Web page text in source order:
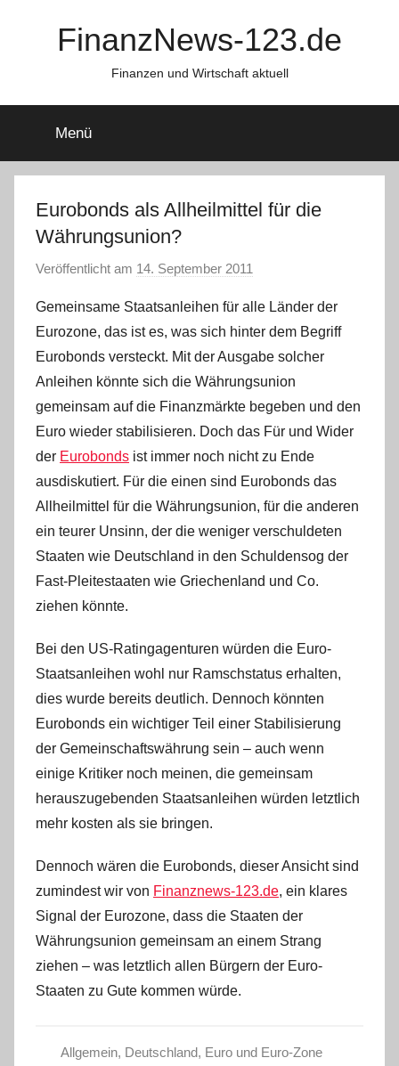
FinanzNews-123.de
Finanzen und Wirtschaft aktuell
Menü
Eurobonds als Allheilmittel für die
Währungsunion?
Veröffentlicht am 14. September 2011
n
C
h
r
i
s
t
e
l
Gemeinsame Staatsanleihen für alle Länder der
Eurozone, das ist es, was sich hinter dem Begriff
Eurobonds versteckt. Mit der Ausgabe solcher
Anleihen könnte sich die Währungsunion
gemeinsam auf die Finanzmärkte begeben und den
Euro wieder stabilisieren. Doch das Für und Wider
der Eurobonds ist immer noch nicht zu Ende
ausdiskutiert. Für die einen sind Eurobonds das
Allheilmittel für die Währungsunion, für die anderen
ein teurer Unsinn, der die weniger verschuldeten
Staaten wie Deutschland in den Schuldensog der
Fast-Pleitestaaten wie Griechenland und Co.
ziehen könnte.
Bei den US-Ratingagenturen würden die Euro-
Staatsanleihen wohl nur Ramschstatus erhalten,
dies wurde bereits deutlich. Dennoch könnten
Eurobonds ein wichtiger Teil einer Stabilisierung
der Gemeinschaftswährung sein – auch wenn
einige Kritiker noch meinen, die gemeinsam
herauszugebenden Staatsanleihen würden letztlich
mehr kosten als sie bringen.
Dennoch wären die Eurobonds, dieser Ansicht sind
zumindest wir von Finanznews-123.de, ein klares
Signal der Eurozone, dass die Staaten der
Währungsunion gemeinsam an einem Strang
ziehen – was letztlich allen Bürgern der Euro-
Staaten zu Gute kommen würde.
Allgemein, Deutschland, Euro und Euro-Zone